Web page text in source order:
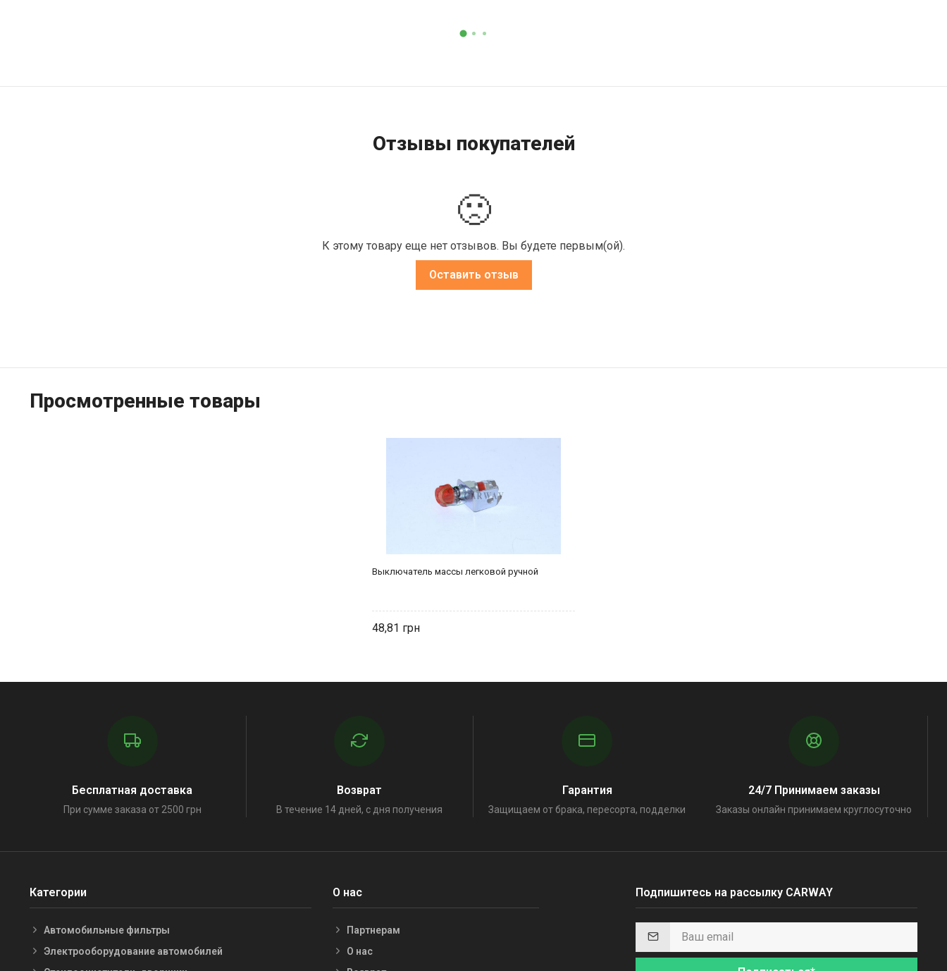
Отзывы покупателей
🙁
К этому товару еще нет отзывов. Вы будете первым(ой).
Оставить отзыв
Просмотренные товары
Выключатель массы легковой ручной
48,81
Бесплатная доставка
При сумме заказа от 2500 грн
Возврат
В течение 14 дней, с дня получения
Гарантия
Защищаем от брака, пересорта, подделки
24/7 Принимаем заказы
Заказы онлайн принимаем круглосуточно
Категории
Автомобильные фильтры
Электрооборудование автомобилей
О нас
Партнерам
О нас
Подпишитесь на рассылку CARWAY